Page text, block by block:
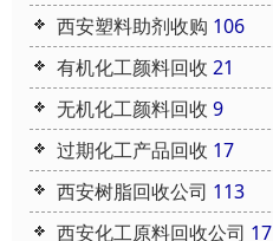
西安塑料助剂收购 106
有机化工颜料回收 21
无机化工颜料回收 9
过期化工产品回收 17
西安树脂回收公司 113
西安化工原料回收公司 17